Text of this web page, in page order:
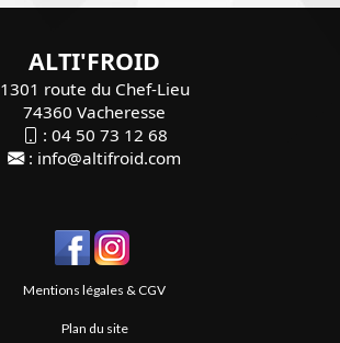
ALTI'FROID
1301 route du Chef-Lieu
74360 Vacheresse
: 04 50 73 12 68
: info@altifroid.com
Mentions légales & CGV
Plan du site